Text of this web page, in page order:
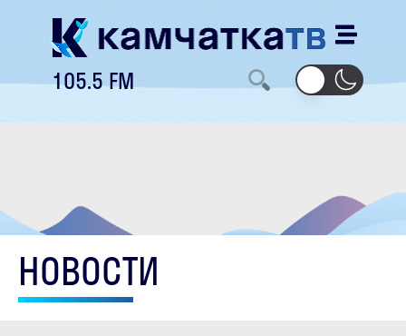
105.5 FM
НОВОСТИ